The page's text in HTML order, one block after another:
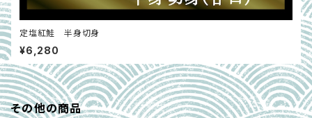
定塩紅鮭 半身切身
¥6,280
その他の商品